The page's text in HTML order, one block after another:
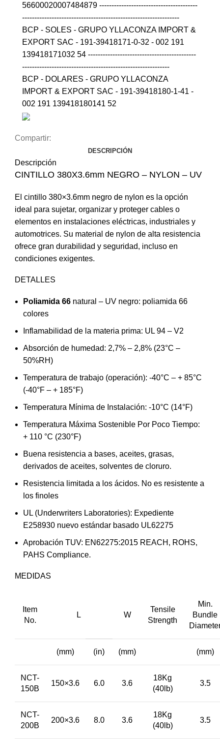
56600020007484879 ----------------------------------------
----------------------------------------------------------------
BCP - SOLES - GRUPO YLLACONZA IMPORT &
EXPORT SAC - 191-39418171-0-32 - 002 191
139418171032 54 --------------------------------------------
------------------------------------------------------------
BCP - DOLARES - GRUPO YLLACONZA
IMPORT & EXPORT SAC - 191-39418180-1-41 -
002 191 139418180141 52
Compartir:
DESCRIPCIÓN
Descripción
CINTILLO 380X3.6mm NEGRO – NYLON – UV
El cintillo 380×3.6mm negro de nylon es la opción
ideal para sujetar, organizar y proteger cables o
elementos en instalaciones eléctricas, industriales y
automotrices. Su material de nylon de alta resistencia
ofrece gran durabilidad y seguridad, incluso en
condiciones exigentes.
DETALLES
Poliamida 66 natural – UV negro: poliamida 66
colores
Inflamabilidad de la materia prima: UL 94 – V2
Absorción de humedad: 2,7% – 2,8% (23°C –
50%RH)
Temperatura de trabajo (operación): -40°C – + 85°C
(-40°F – + 185°F)
Temperatura Mínima de Instalación: -10°C (14°F)
Temperatura Máxima Sostenible Por Poco Tiempo:
+ 110 °C (230°F)
Buena resistencia a bases, aceites, grasas,
derivados de aceites, solventes de cloruro.
Resistencia limitada a los ácidos. No es resistente a
los finoles
UL (Underwriters Laboratories): Expediente
E258930 nuevo estándar basado UL62275
Aprobación TUV: EN62275:2015 REACH, ROHS,
PAHS Compliance.
MEDIDAS
Item
No.
L W
Tensile
Strength
Min.
Bundle
(mm) (in) (mm) (mm)
NCT-
150B
150×3.6 6.0 3.6
18Kg
(40lb)
3.5
NCT-
200B
200×3.6 8.0 3.6
18Kg
(40lb)
3.5